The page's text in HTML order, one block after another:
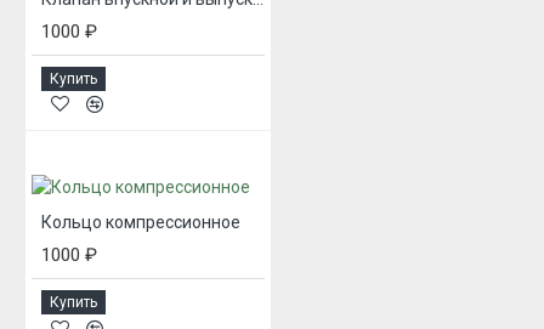
1000 ₽
Купить
Кольцо компрессионное
1000 ₽
Купить